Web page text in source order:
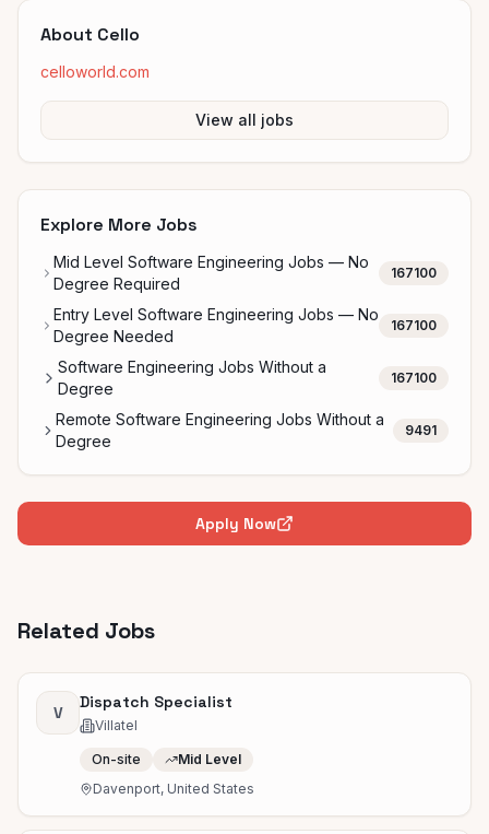
About Cello
celloworld.com
View all jobs
Explore More Jobs
Mid Level Software Engineering Jobs — No
Degree Required
167100
Entry Level Software Engineering Jobs — No
Degree Needed
167100
Software Engineering Jobs Without a
Degree
167100
Remote Software Engineering Jobs Without a
Degree
9491
Apply Now
Related Jobs
V
Dispatch Specialist
Villatel
On-site
Mid Level
Davenport, United States